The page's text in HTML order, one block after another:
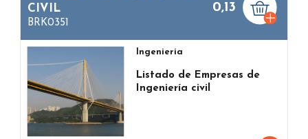
CIVIL
BRK0351
0,13
Ingenieria
Listado de Empresas de
Ingeniería civil